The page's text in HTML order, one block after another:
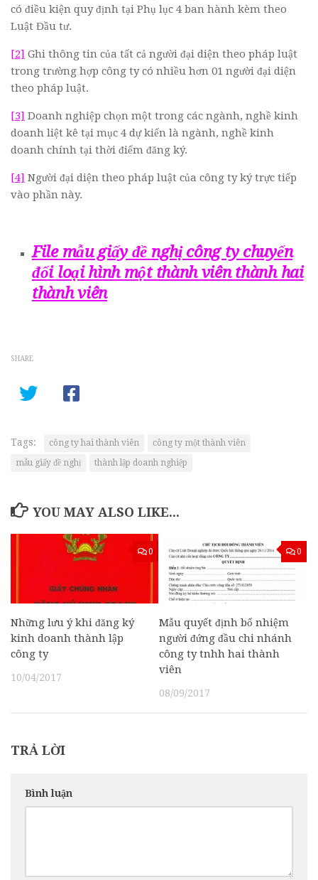
có điều kiện quy định tại Phụ lục 4 ban hành kèm theo
Luật Đầu tư.
[2] Ghi thông tin của tất cả người đại diện theo pháp luật
trong trường hợp công ty có nhiều hơn 01 người đại diện
theo pháp luật.
[3] Doanh nghiệp chọn một trong các ngành, nghề kinh
doanh liệt kê tại mục 4 dự kiến là ngành, nghề kinh
doanh chính tại thời điểm đăng ký.
[4] Người đại diện theo pháp luật của công ty ký trực tiếp
vào phần này.
File mẫu giấy đề nghị công ty chuyển
đổi loại hình một thành viên thành hai
thành viên
SHARE
Tags: công ty hai thành viên
công ty một thành viên
mẫu giấy đề nghị
thành lập doanh nghiệp
YOU MAY ALSO LIKE...
0
Những lưu ý khi đăng ký
kinh doanh thành lập
công ty
10/04/2017
0
Mẫu quyết định bổ nhiệm
người đứng đầu chi nhánh
công ty tnhh hai thành
viên
08/09/2017
TRẢ LỜI
Bình luận